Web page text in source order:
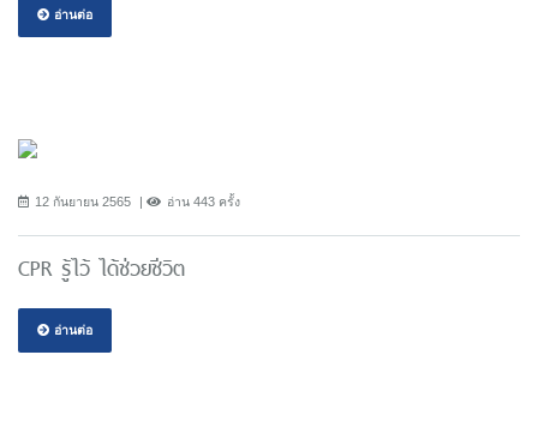
อ่านต่อ
12 กันยายน 2565 อ่าน 443 ครั้ง
CPR รู้ไว้ ได้ช่วยชีวิต
อ่านต่อ